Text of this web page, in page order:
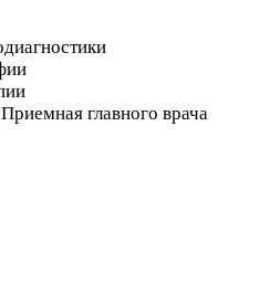
Приемная главного врача